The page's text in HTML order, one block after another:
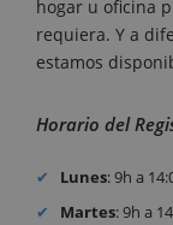
hogar u oficina
requiera. Y a
estamos
Horario del
Lunes: 9h a
Martes: 9h a